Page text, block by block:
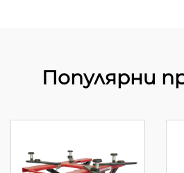
Популярни